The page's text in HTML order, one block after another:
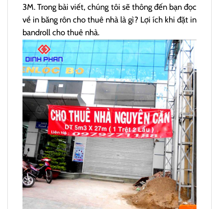
3M. Trong bài viết, chúng tôi sẽ thông đến bạn đọc
về in băng rôn cho thuê nhà là gì? Lợi ích khi đặt in
bandroll cho thuê nhà.